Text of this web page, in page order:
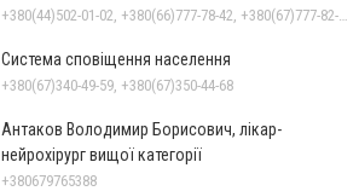
Система сповіщення населення
+380(67)340-49-59, +380(67)350-44-68
Антаков Володимир Борисович, лікар-
нейрохірург вищої категорії
+380679765388